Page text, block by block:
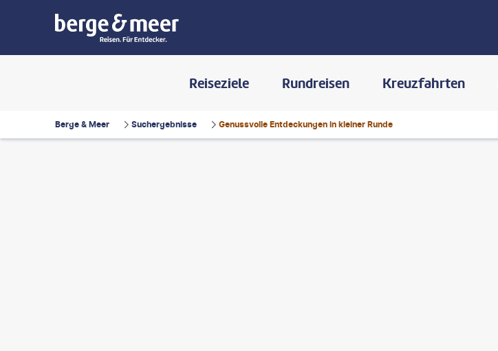
Reiseziele Rundreisen Kreuzfahrten
Berge & Meer Suchergebnisse Genussvolle Entdeckungen in kleiner Runde